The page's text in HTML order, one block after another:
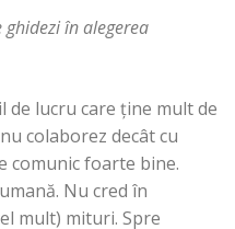
în alegerea
de lucru care ţine mult de
colaborez decât cu
comunic foarte bine.
Nu cred în
mult) mituri. Spre